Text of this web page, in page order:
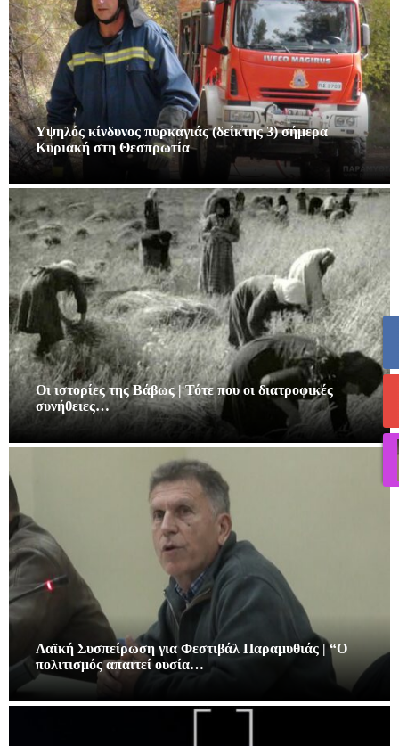
Υψηλός κίνδυνος πυρκαγιάς (δείκτης 3) σήμερα
Κυριακή στη Θεσπρωτία
Οι ιστορίες της Βάβως | Τότε που οι διατροφικές
συνήθειες…
Λαϊκή Συσπείρωση για Φεστιβάλ Παραμυθιάς | “Ο
πολιτισμός απαιτεί ουσία…